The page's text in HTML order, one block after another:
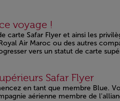
voyage !
Safar Flyer et ainsi les
Air Maroc ou des autres
vers un statut de carte
Safar Flyer
en tant que membre Blue.
aérienne membre de